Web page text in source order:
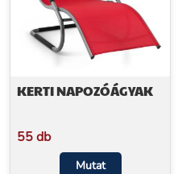
KERTI NAPOZÓÁGYAK
55 db
Mutat